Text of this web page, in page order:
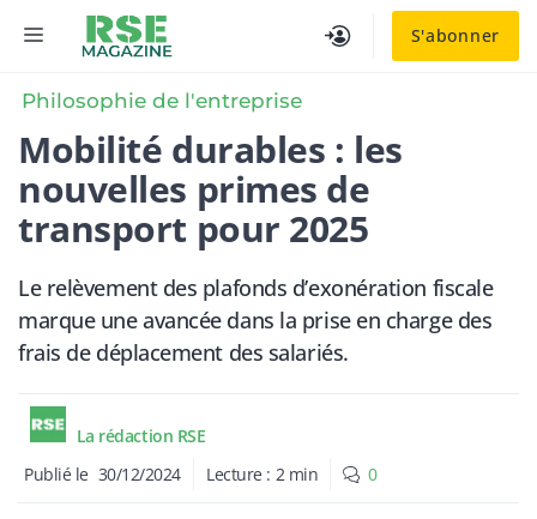
S'abonner
MENU
Philosophie de l'entreprise
Mobilité durables : les
nouvelles primes de
transport pour 2025
Le relèvement des plafonds d’exonération fiscale
marque une avancée dans la prise en charge des
frais de déplacement des salariés.
La rédaction RSE
Publié le 30/12/2024 Lecture : 2 min 0